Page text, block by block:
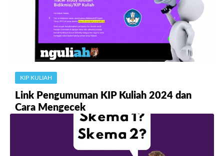
KIP KULIAH
Link Pengumuman KIP Kuliah 2024 dan
Cara Mengecek